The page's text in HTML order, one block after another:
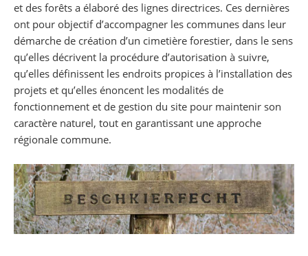
et des forêts a élaboré des lignes directrices. Ces dernières
ont pour objectif d’accompagner les communes dans leur
démarche de création d’un cimetière forestier, dans le sens
qu’elles décrivent la procédure d’autorisation à suivre,
qu’elles définissent les endroits propices à l’installation des
projets et qu’elles énoncent les modalités de
fonctionnement et de gestion du site pour maintenir son
caractère naturel, tout en garantissant une approche
régionale commune.